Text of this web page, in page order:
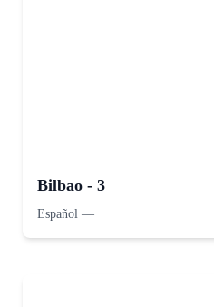
Bilbao - 3
Español —